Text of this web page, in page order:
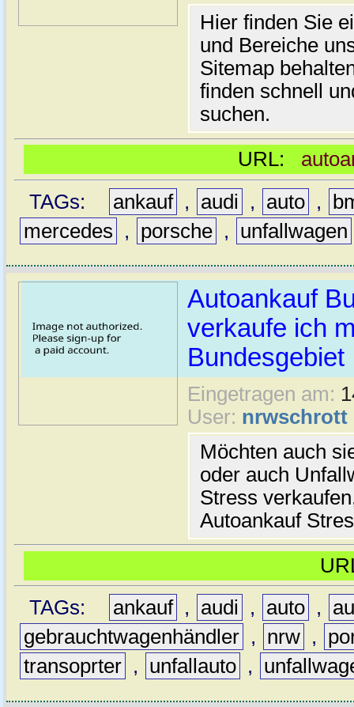
Hier finden Sie
und Bereiche
Sitemap
finden schnell
suchen.
URL:
TAGs:
ankauf , audi , auto ,
mercedes
, porsche , unfallwagen
Autoankauf
verkaufe ich
Bundesgebiet
Eingetragen am:
User: nrwschrott
Möchten auch
oder auch
Stress
Autoankauf
TAGs:
ankauf , audi , auto ,
gebrauchtwagenhändler , nrw ,
transoprter , unfallauto ,